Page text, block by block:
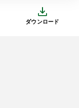
ダウンロード